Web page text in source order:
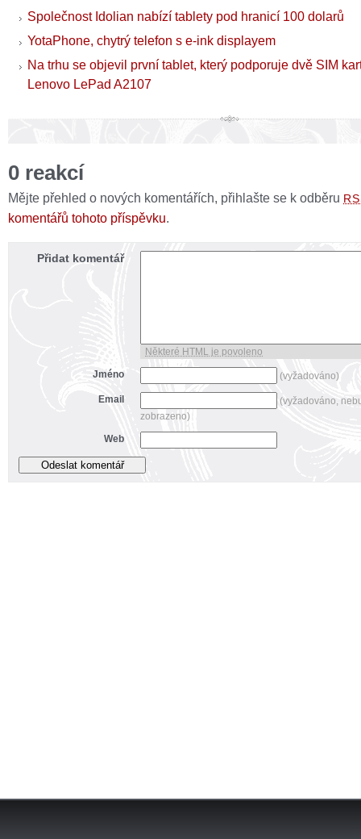
Společnost Idolian nabízí tablety pod hranicí 100 dolarů
YotaPhone, chytrý telefon s e-ink displayem
Na trhu se objevil první tablet, který podporuje dvě SIM
Lenovo LePad A2107
0 reakcí
Mějte přehled o nových komentářích, přihlašte se k odběru
komentářů tohoto příspěvku.
Přidat komentář
Některé HTML je povoleno
Jméno
(vyžadováno)
Email
(vyžadováno,
zobrazeno)
Web